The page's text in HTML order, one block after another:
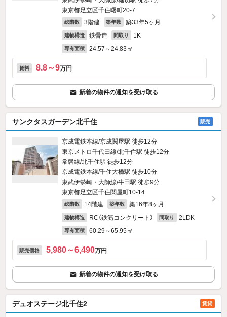
東京都足立区千住曙町20-7
総階数 3階建 築年数 築33年5ヶ月
建物構造 鉄骨造 間取り 1K
専有面積 24.57～24.83㎡
賃料 8.8～9万円
新着の物件の通知を受け取る
サンクタスガーデン北千住 販売
京成電鉄本線/京成関屋駅 徒歩12分
東京メトロ千代田線/北千住駅 徒歩12分
常磐線/北千住駅 徒歩12分
京成電鉄本線/千住大橋駅 徒歩10分
東武伊勢崎・大師線/牛田駅 徒歩9分
東京都足立区千住関屋町10-14
総階数 14階建 築年数 築16年8ヶ月
建物構造 RC（鉄筋コンクリート） 間取り 2LDK
専有面積 60.29～65.95㎡
販売価格 5,980～6,490万円
新着の物件の通知を受け取る
デュオステージ北千住2 賃貸